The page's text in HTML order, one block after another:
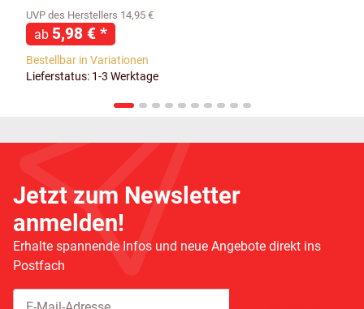
UVP des Herstellers 14,95 €
ab 5,98 € *
Bestellbar in Variationen
Lieferstatus: 1-3 Werktage
Jetzt zum Newsletter
anmelden!
Erhalte spannende Infos und neue Angebote direkt ins
Postfach